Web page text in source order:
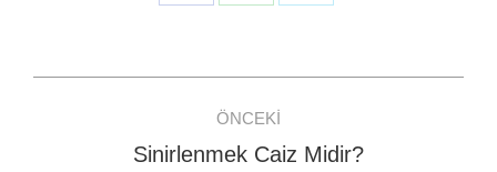
navigation
ÖNCEKI
Previous
Sinirlenmek Caiz Midir?